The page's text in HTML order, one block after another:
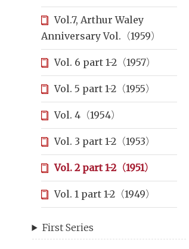
Vol.7, Arthur Waley
Anniversary Vol.（1959）
Vol. 6 part 1-2（1957）
Vol. 5 part 1-2（1955）
Vol. 4（1954）
Vol. 3 part 1-2（1953）
Vol. 2 part 1-2（1951）
Vol. 1 part 1-2（1949）
First Series